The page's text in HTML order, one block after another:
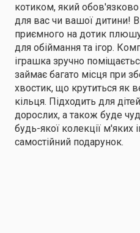
котиком, який
для вас чи вашої дитини!
приємного на дотик
для обіймання та ігор.
іграшка зручно
займає багато місця при
хвостик, що крутиться як
кільця. Підходить для
дорослих, а також буде
будь-якої колекції м'яких
самостійний подарунок.